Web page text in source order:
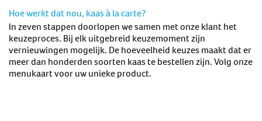
Hoe werkt dat nou, kaas à la carte?
In zeven stappen doorlopen we samen met onze klant het
keuzeproces. Bij elk uitgebreid keuzemoment zijn
vernieuwingen mogelijk. De hoeveelheid keuzes maakt dat er
meer dan honderden soorten kaas te bestellen zijn. Volg onze
menukaart voor uw unieke product.